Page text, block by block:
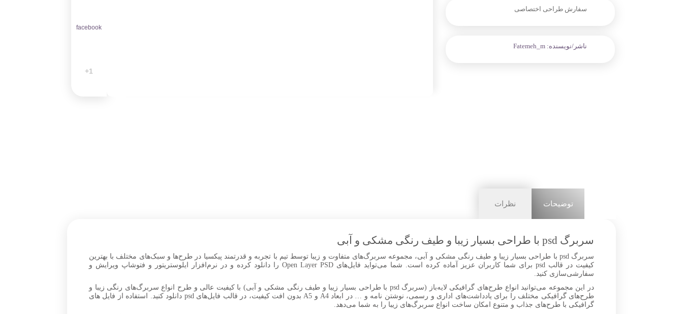
سفارش طراحی اختصاصی
ناشر/نویسنده: Fatemeh_m
facebook
1+
توضیحات نظرات
سربرگ psd با طراحی بسیار زیبا و طیف رنگی مشکی و آبی
سربرگ psd با طراحی بسیار زیبا و طیف رنگی مشکی و آبی، مجموعه سربرگ‌های متفاوت و زیبا توسط تیم با تجربه و قدرتمند پیکسیا در طرح‌ها و سبک‌های مختلف با بهترین
کیفیت در قالب psd برای شما کاربران عزیز آماده کرده است. شما می‌تواید فایل‌های Open Layer PSD را دانلود کرده و در نرم‌افزار ایلوستریتور و فتوشاپ ویرایش و
سفارشی‌سازی کنید.
در این مجموعه می‌توانید انواع طرح‌های گرافیکی لایه‌باز (سربرگ psd با طراحی بسیار زیبا و طیف رنگی مشکی و آبی) با کیفیت عالی و طرح انواع سربرگ‌های رنگی زیبا و
طرح‌های گرافیکی مختلف را برای یادداشت‌های اداری و رسمی، نوشتن نامه و … در ابعاد A4 و A5 بدون افت کیفیت، در قالب فایل‌های psd دانلود کنید. استفاده از فایل های
گرافیکی با طرح‌های جذاب و متنوع امکان ساخت انواع سربرگ‌های زیبا را به شما می‌دهد.